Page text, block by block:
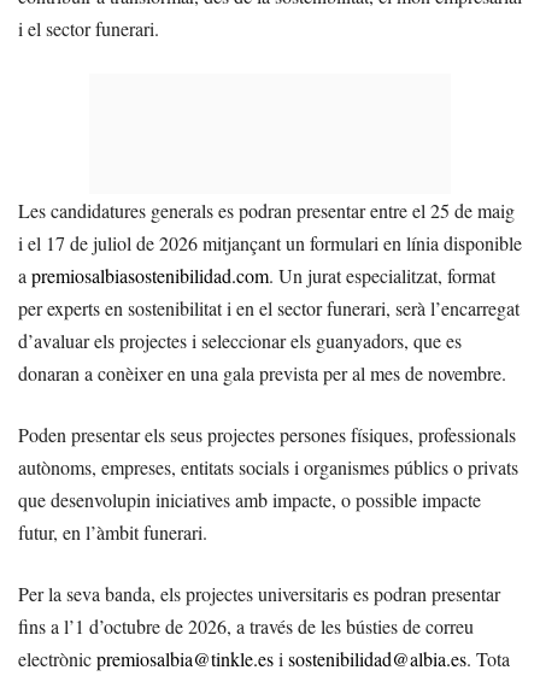
i el sector funerari.
Les candidatures generals es podran presentar entre el 25 de maig
i el 17 de juliol de 2026 mitjançant un formulari en línia disponible
a premiosalbiasostenibilidad.com. Un jurat especialitzat, format
per experts en sostenibilitat i en el sector funerari, serà l’encarregat
d’avaluar els projectes i seleccionar els guanyadors, que es
donaran a conèixer en una gala prevista per al mes de novembre.
Poden presentar els seus projectes persones físiques, professionals
autònoms, empreses, entitats socials i organismes públics o privats
que desenvolupin iniciatives amb impacte, o possible impacte
futur, en l’àmbit funerari.
Per la seva banda, els projectes universitaris es podran presentar
fins a l’1 d’octubre de 2026, a través de les bústies de correu
electrònicpremiosalbia@tinkle.esi sostenibilidad@albia.es. Tota